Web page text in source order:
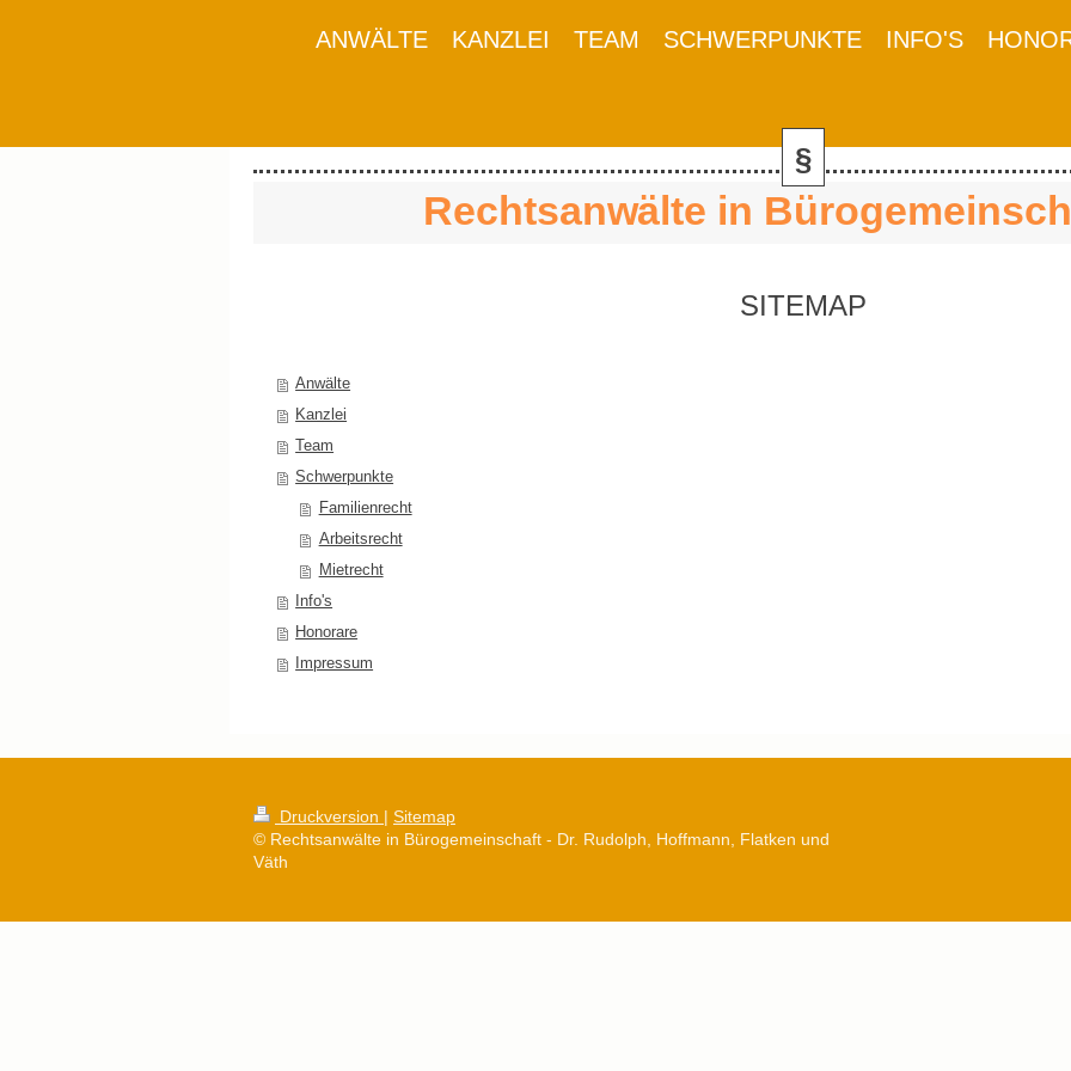
ANWÄLTE KANZLEI TEAM SCHWERPUNKTE INFO'S
§
Rechtsanwälte in
SITEMAP
Anwälte
Kanzlei
Team
Schwerpunkte
Familienrecht
Arbeitsrecht
Mietrecht
Info's
Honorare
Impressum
Druckversion | Sitemap
© Rechtsanwälte in Bürogemeinschaft - Dr. Rudolph, Hoffmann, Flatken und
Väth